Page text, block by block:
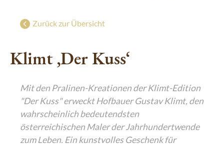
Geschenke mit Wiener Charme
De Luxe Collection
Edle Geschenke zum Fest
Zurück zur Übersicht
Klimt ‚Der Kuss‘
Mit den Pralinen-Kreationen der Klimt-Edition
"Der Kuss" erweckt Hofbauer Gustav Klimt, den
wahrscheinlich bedeutendsten
österreichischen Maler der Jahrhundertwende
zum Leben. Ein kunstvolles Geschenk für